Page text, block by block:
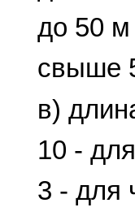
до 50 м
свыше
в)
10 -
3 - для